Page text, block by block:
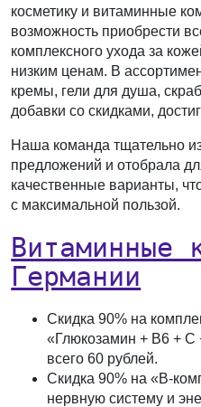
косметику и витаминные
возможность приобрести
комплексного ухода за
низким ценам. В
кремы, гели для душа,
добавки со скидками,
Наша команда тщательно
предложений и отобрала
качественные варианты,
с максимальной пользой.
Витаминные
Германии
Скидка 90% на
«Глюкозамин + В6 + С
всего60 рублей.
Скидка 90% на «B-
нервную систему и